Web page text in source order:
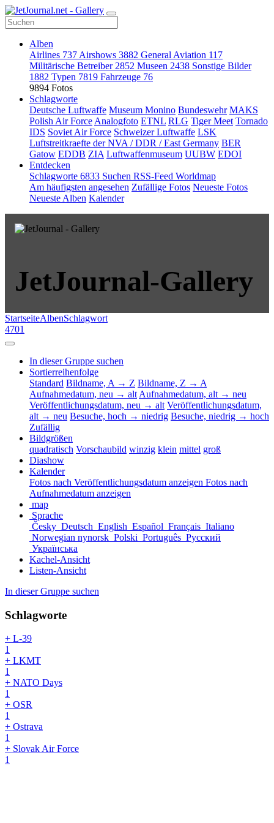
Alben
Airlines 737 Airshows 3882 General Aviation 117
Militärische Betreiber 2852 Museen 2438 Sonstige Bilder
1882 Typen 7819 Fahrzeuge 76
9894 Fotos
Schlagworte
Deutsche Luftwaffe Museum Monino Bundeswehr MAKS
Polish Air Force Analogfoto ETNL RLG Tiger Meet Tornado
IDS Soviet Air Force Schweizer Luftwaffe LSK
Luftstreitkraefte der NVA / DDR / East Germany BER
Gatow EDDB ZIA Luftwaffenmuseum UUBW EDOI
Entdecken
Schlagworte 6833 Suchen RSS-Feed Worldmap
Am häufigsten angesehen Zufällige Fotos Neueste Fotos
Neueste Alben Kalender
JetJournal-Gallery
StartseiteAlbenSchlagwort
4701
In dieser Gruppe suchen
Sortierreihenfolge
Standard Bildname, A → Z Bildname, Z → A
Aufnahmedatum, neu → alt Aufnahmedatum, alt → neu
Veröffentlichungsdatum, neu → alt Veröffentlichungsdatum,
alt → neu Besuche, hoch → niedrig Besuche, niedrig → hoch
Zufällig
Bildgrößen
quadratisch Vorschaubild winzig klein mittel groß
Diashow
Kalender
Fotos nach Veröffentlichungsdatum anzeigen Fotos nach
Aufnahmedatum anzeigen
map
Sprache
Česky Deutsch English Español Français Italiano
Norwegian nynorsk Polski Português Русский
Українська
Kachel-Ansicht
Listen-Ansicht
In dieser Gruppe suchen
Schlagworte
+ L-39
1
+ LKMT
1
+ NATO Days
1
+ OSR
1
+ Ostrava
1
+ Slovak Air Force
1